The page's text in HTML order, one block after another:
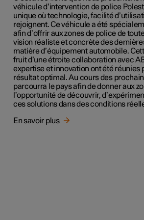
véhicule d’intervention de police
unique où technologie, facilité
rejoignent. Ce véhicule a été
afin d’offrir aux zones de police de
vision réaliste et concrète des
matière d’équipement automobile.
fruit d’une étroite collaboration avec
expertise et innovation ont été réunies
résultat optimal. Au cours des
parcourra le pays afin de donner aux
l’opportunité de découvrir,
ces solutions dans des conditions
En savoir plus